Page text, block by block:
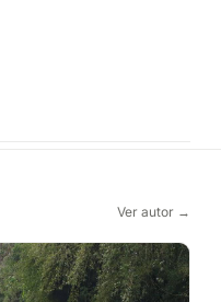
Ver autor →